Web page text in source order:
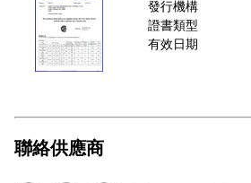
發行機構
證書類型
有效日期
聯絡供應商